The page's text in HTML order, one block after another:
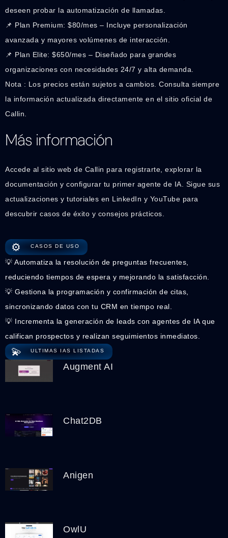
deseen probar la automatización de llamadas.
📌 Plan Premium: $80/mes – Incluye personalización
avanzada y mayores volúmenes de interacción.
📌 Plan Elite: $650/mes – Diseñado para grandes
organizaciones con necesidades 24/7 y alta demanda.
Nota : Los precios están sujetos a cambios. Consulta siempre
la información actualizada directamente en el sitio oficial de
Callin.
Más información
Accede al sitio web de Callin para registrarte, explorar la
documentación y configurar tu primer agente de IA. Sigue sus
actualizaciones y tutoriales en LinkedIn y YouTube para
descubrir casos de éxito y consejos prácticos.
⚙️ CASOS DE USO
💡 Automatiza la resolución de preguntas frecuentes,
reduciendo tiempos de espera y mejorando la satisfacción.
💡 Gestiona la programación y confirmación de citas,
sincronizando datos con tu CRM en tiempo real.
💡 Incrementa la generación de leads con agentes de IA que
califican prospectos y realizan seguimientos inmediatos.
💫 ULTIMAS IAS LISTADAS
Augment AI
Chat2DB
Anigen
OwlU